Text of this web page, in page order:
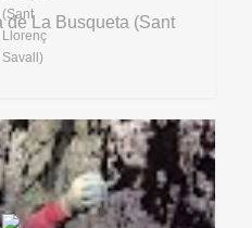
de La Busqueta (Sant